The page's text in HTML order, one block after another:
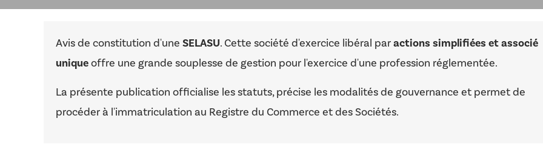
Avis de constitution d'une SELASU. Cette société d'exercice libéral paractions simplifiées et associé
uniqueoffre une grande souplesse de gestion pour l'exercice d'une profession réglementée.
La présente publication officialise les statuts, précise les modalités de gouvernance et permet de
procéder à l'immatriculation au Registre du Commerce et des Sociétés.